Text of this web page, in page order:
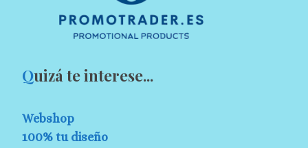
Quizá te interese...
Webshop
100% tu diseño